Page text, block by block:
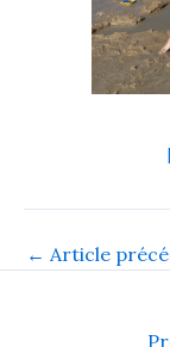
← Article